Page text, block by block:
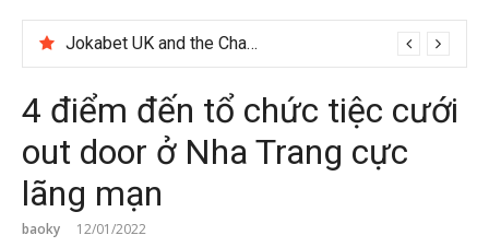
Jokabet UK and the Changing Expectations Around Slot Game Selection
4 điểm đến tổ chức tiệc cưới
out door ở Nha Trang cực
lãng mạn
baoky 12/01/2022